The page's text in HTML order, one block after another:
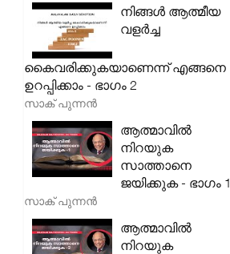
നിങ്ങൾ ആത്മീയ
വളർച്ച
കൈവരിക്കുകയാണെന്ന് എങ്ങനെ
ഉറപ്പിക്കാം - ഭാഗം 2
സാക് പുന്നൻ
ആത്മാവിൽ
നിറയുക
സാത്താനെ
ജയിക്കുക - ഭാഗം 1
സാക് പുന്നൻ
ആത്മാവിൽ
നിറയുക